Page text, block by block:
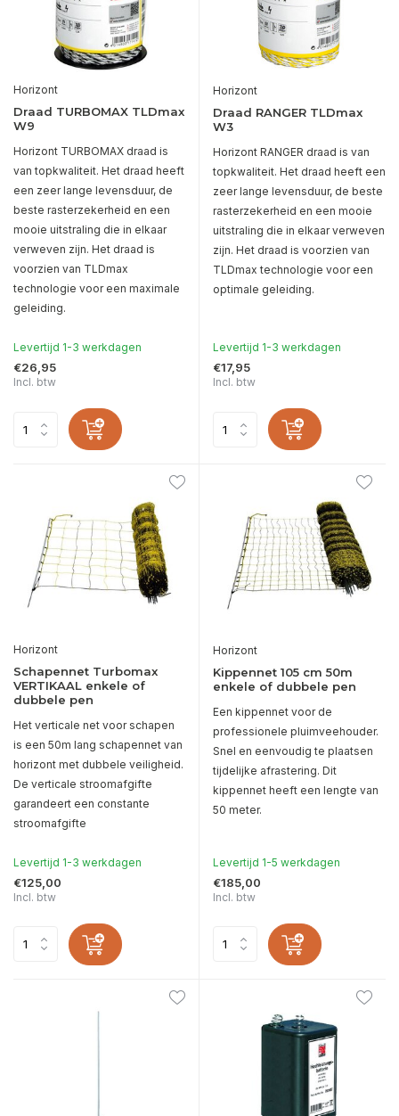
Horizont
Draad TURBOMAX TLDmax
W9
Horizont TURBOMAX draad is
van topkwaliteit. Het draad heeft
een zeer lange levensduur, de
beste rasterzekerheid en een
mooie uitstraling die in elkaar
verweven zijn. Het draad is
voorzien van TLDmax
technologie voor een maximale
geleiding.
Levertijd 1-3 werkdagen
€26,95
Incl. btw
Horizont
Draad RANGER TLDmax
W3
Horizont RANGER draad is van
topkwaliteit. Het draad heeft een
zeer lange levensduur, de beste
rasterzekerheid en een mooie
uitstraling die in elkaar verweven
zijn. Het draad is voorzien van
TLDmax technologie voor een
optimale geleiding.
Levertijd 1-3 werkdagen
€17,95
Incl. btw
Horizont
Schapennet Turbomax
VERTIKAAL enkele of
dubbele pen
Het verticale net voor schapen
is een 50m lang schapennet van
horizont met dubbele veiligheid.
De verticale stroomafgifte
garandeert een constante
stroomafgifte
Levertijd 1-3 werkdagen
€125,00
Incl. btw
Horizont
Kippennet 105 cm 50m
enkele of dubbele pen
Een kippennet voor de
professionele pluimveehouder.
Snel en eenvoudig te plaatsen
tijdelijke afrastering. Dit
kippennet heeft een lengte van
50 meter.
Levertijd 1-5 werkdagen
€185,00
Incl. btw